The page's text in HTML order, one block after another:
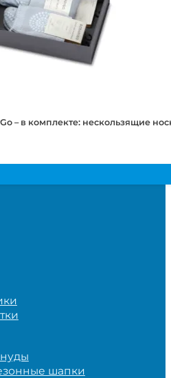
– в комплекте: нескользящие
шапки